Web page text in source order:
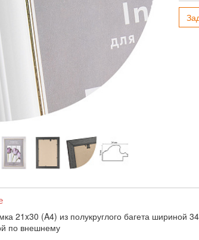
21x30 (A4) из полукруглого багета шириной
по внешнему